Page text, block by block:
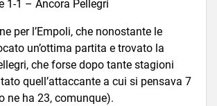
1-1 – Ancora Pellegri
per l’Empoli, che nonostante le
un’ottima partita e trovato la
che forse dopo tante stagioni
quell’attaccante a cui si pensava 7
ne ha 23, comunque).